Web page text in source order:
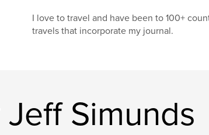
I love to travel and have been to 100+
travels that incorporate my journal.
Simunds